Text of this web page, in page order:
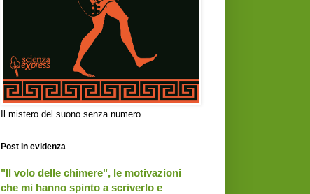
Il mistero del suono senza numero
Post in evidenza
"Il volo delle chimere", le motivazioni
che mi hanno spinto a scriverlo e